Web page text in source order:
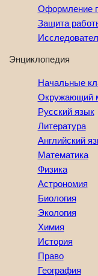
Оформление
Защита
Энциклопедия
Начальные
Окружающий
Русский язык
Литература
Английский
Математика
Физика
Астрономия
Биология
Экология
Химия
История
Право
География